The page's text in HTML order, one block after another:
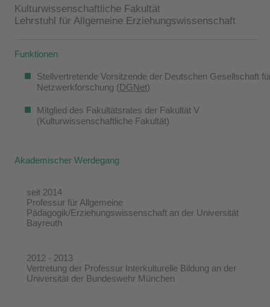
Kulturwissenschaftliche Fakultät
Lehrstuhl für Allgemeine Erziehungswissenschaft
Funktionen
Stellvertretende Vorsitzende der Deutschen Gesellschaft
Netzwerkforschung (DGNet)
Mitglied des Fakultätsrates der Fakultät V
(Kulturwissenschaftliche Fakultät)
Akademischer Werdegang
seit 2014
Professur für Allgemeine
Pädagogik/Erziehungswissenschaft an der Universität
Bayreuth
2012 - 2013
Vertretung der Professur Interkulturelle Bildung an der
Universität der Bundeswehr München